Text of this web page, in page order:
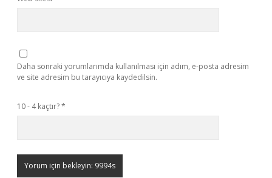
Daha sonraki yorumlarımda kullanılması için adım, e-posta adresim
ve site adresim bu tarayıcıya kaydedilsin.
10 - 4 kaçtır?*